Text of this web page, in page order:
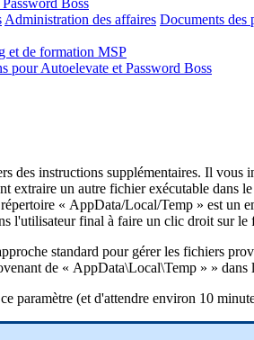
Administration des affaires Documents des
et de formation MSP
pour Autoelevate et Password Boss
des instructions supplémentaires. Il vous
extraire un autre fichier exécutable dans le
répertoire « AppData/Local/Temp » est un
l'utilisateur final à faire un clic droit sur le
standard pour gérer les fichiers
de « AppData\Local\Temp » » dans
ce paramètre (et d'attendre environ 10